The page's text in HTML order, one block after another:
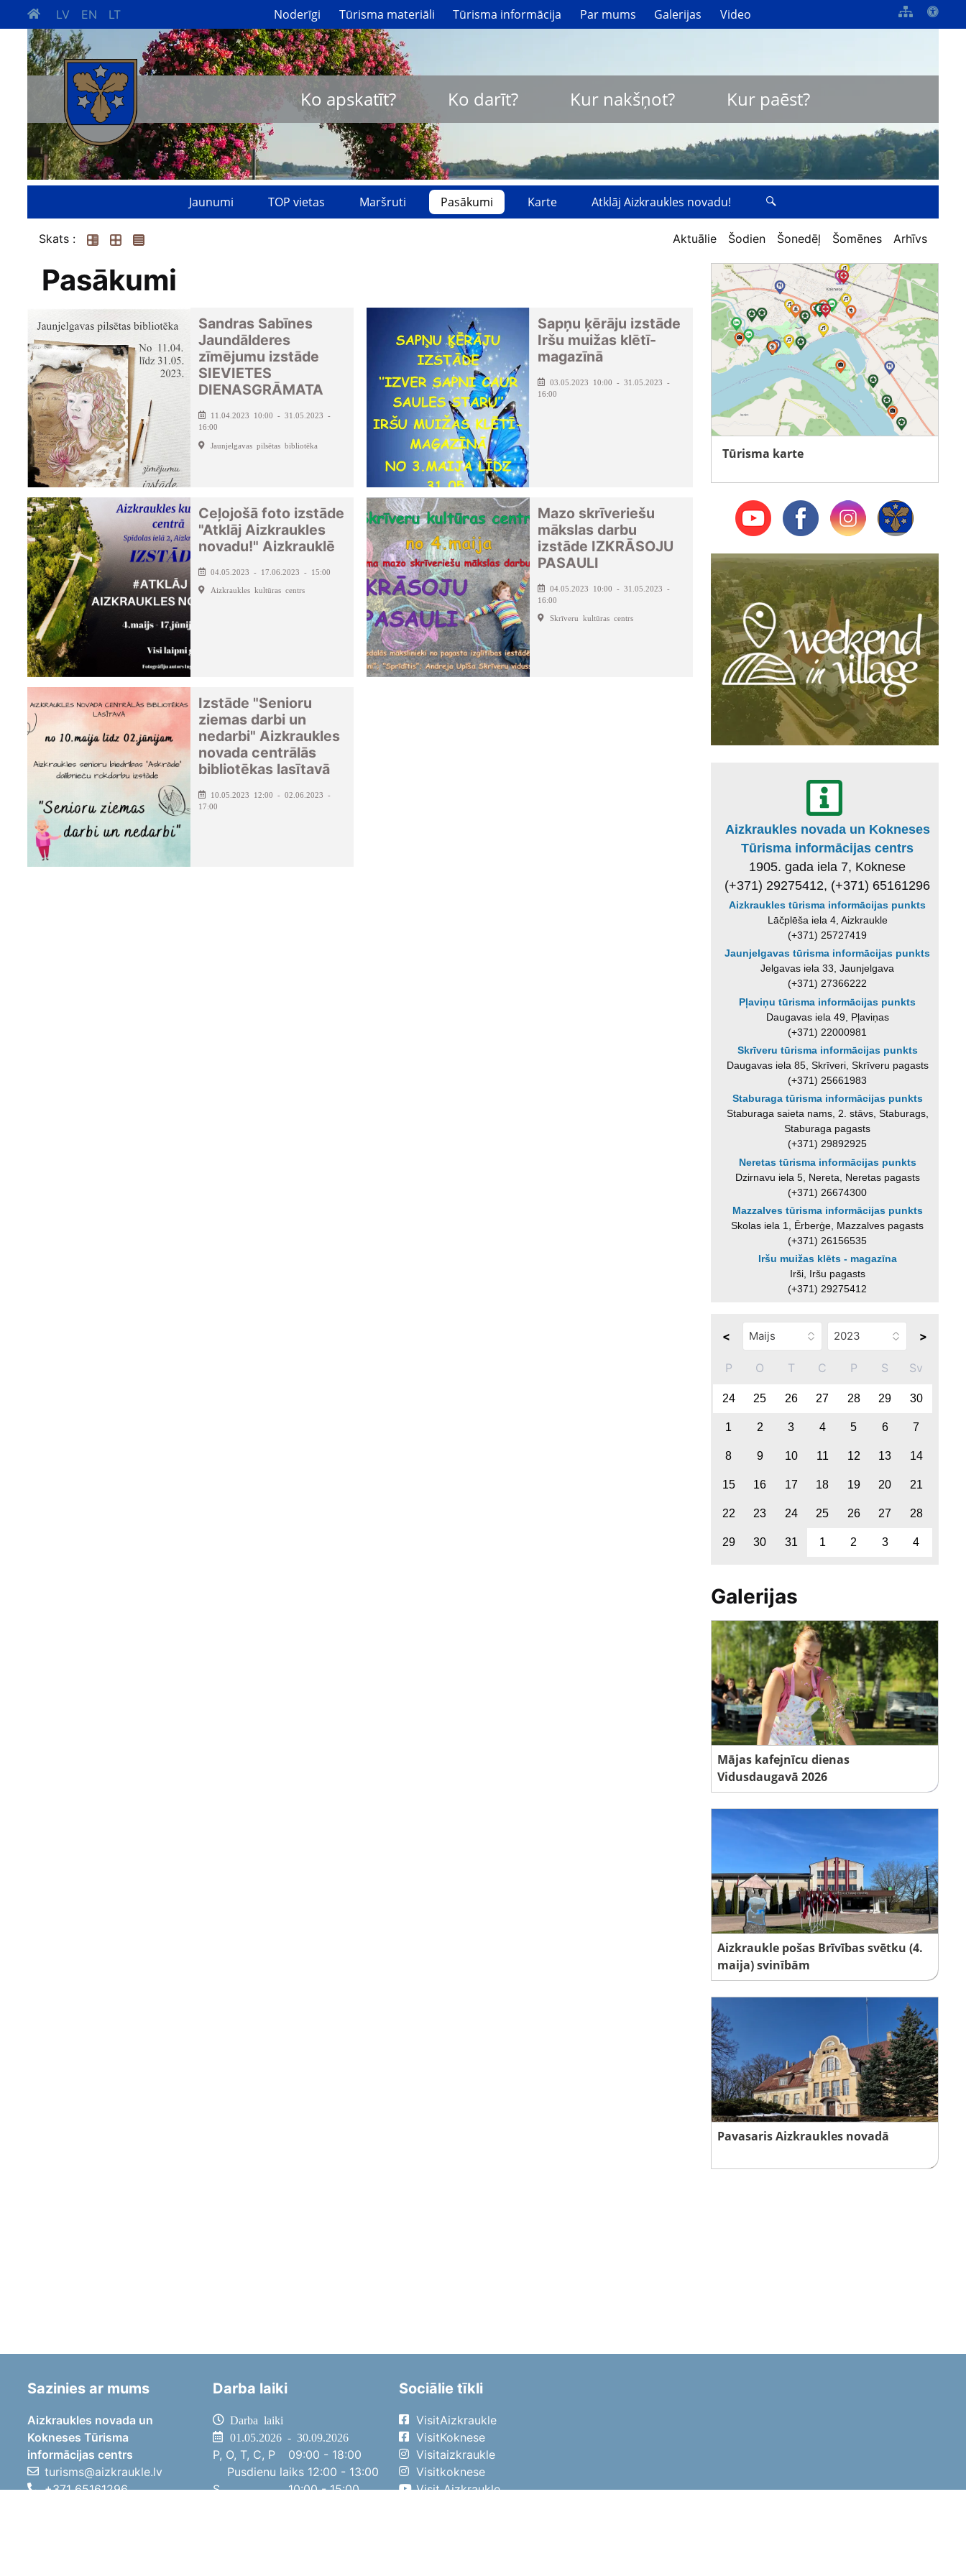
LV EN LT Noderīgi Tūrisma materiāli Tūrisma informācija Par mums Galerijas Video
Ko apskatīt? Ko darīt? Kur nakšņot? Kur paēst?
Jaunumi TOP vietas Maršruti Pasākumi Karte Atklāj Aizkraukles novadu!
Skats : Aktuālie Šodien Šonedēļ Šomēnes Arhīvs
Pasākumi
Sandras Sabīnes
Jaundālderes
zīmējumu izstāde
SIEVIETES
DIENASGRĀMATA
11.04.2023 10:00 - 31.05.2023 -
16:00
Jaunjelgavas pilsētas bibliotēka
Sapņu ķērāju izstāde
Iršu muižas klētī-
magazīnā
03.05.2023 10:00 - 31.05.2023 -
16:00
Ceļojošā foto izstāde
"Atklāj Aizkraukles
novadu!" Aizkrauklē
04.05.2023 - 17.06.2023 - 15:00
Aizkraukles kultūras centrs
Mazo skrīveriešu
mākslas darbu
izstāde IZKRĀSOJU
PASAULI
04.05.2023 10:00 - 31.05.2023 -
16:00
Skrīveru kultūras centrs
Izstāde "Senioru
ziemas darbi un
nedarbi" Aizkraukles
novada centrālās
bibliotēkas lasītavā
10.05.2023 12:00 - 02.06.2023 -
17:00
Tūrisma karte
Aizkraukles novada un Kokneses
Tūrisma informācijas centrs
1905. gada iela 7, Koknese
(+371) 29275412, (+371) 65161296
Aizkraukles tūrisma informācijas punkts
Lāčplēša iela 4, Aizkraukle
(+371) 25727419
Jaunjelgavas tūrisma informācijas punkts
Jelgavas iela 33, Jaunjelgava
(+371) 27366222
Pļaviņu tūrisma informācijas punkts
Daugavas iela 49, Pļaviņas
(+371) 22000981
Skrīveru tūrisma informācijas punkts
Daugavas iela 85, Skrīveri, Skrīveru pagasts
(+371) 25661983
Staburaga tūrisma informācijas punkts
Staburaga saieta nams, 2. stāvs, Staburags,
Staburaga pagasts
(+371) 29892925
Neretas tūrisma informācijas punkts
Dzirnavu iela 5, Nereta, Neretas pagasts
(+371) 26674300
Mazzalves tūrisma informācijas punkts
Skolas iela 1, Ērberģe, Mazzalves pagasts
(+371) 26156535
Iršu muižas klēts - magazīna
Irši, Iršu pagasts
(+371) 29275412
< >
P O T C P S Sv
24 25 26 27 28 29 30
1 2 3 4 5 6 7
8 9 10 11 12 13 14
15 16 17 18 19 20 21
22 23 24 25 26 27 28
29 30 31 1 2 3 4
Galerijas
Mājas kafejnīcu dienas
Vidusdaugavā 2026
Aizkraukle pošas Brīvības svētku (4.
maija) svinībām
Pavasaris Aizkraukles novadā
Sazinies ar mums
Aizkraukles novada un
Kokneses Tūrisma
informācijas centrs
turisms@aizkraukle.lv
+371 65161296
Darba laiki
Darba laiki
01.05.2026 - 30.09.2026
P, O, T, C, P
09:00 - 18:00
Pusdienu laiks 12:00 - 13:00
S
10:00 - 15:00
Sociālie tīkli
VisitAizkraukle
VisitKoknese
Visitaizkraukle
Visitkoknese
Visit Aizkraukle